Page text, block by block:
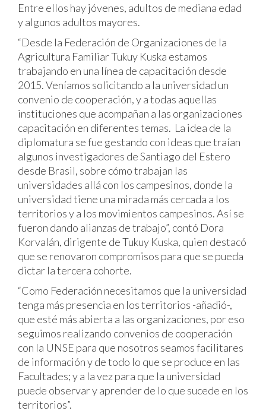
Entre ellos hay jóvenes, adultos de mediana edad
y algunos adultos mayores.
“Desde la Federación de Organizaciones de la
Agricultura Familiar Tukuy Kuska estamos
trabajando en una línea de capacitación desde
2015. Veníamos solicitando a la universidad un
convenio de cooperación, y a todas aquellas
instituciones que acompañan a las organizaciones
capacitación en diferentes temas. La idea de la
diplomatura se fue gestando con ideas que traían
algunos investigadores de Santiago del Estero
desde Brasil, sobre cómo trabajan las
universidades allá con los campesinos, donde la
universidad tiene una mirada más cercada a los
territorios y a los movimientos campesinos. Así se
fueron dando alianzas de trabajo”, contó Dora
Korvalán, dirigente de Tukuy Kuska, quien destacó
que se renovaron compromisos para que se pueda
dictar la tercera cohorte.
“Como Federación necesitamos que la universidad
tenga más presencia en los territorios -añadió-,
que esté más abierta a las organizaciones, por eso
seguimos realizando convenios de cooperación
con la UNSE para que nosotros seamos facilitares
de información y de todo lo que se produce en las
Facultades; y a la vez para que la universidad
puede observar y aprender de lo que sucede en los
territorios”.